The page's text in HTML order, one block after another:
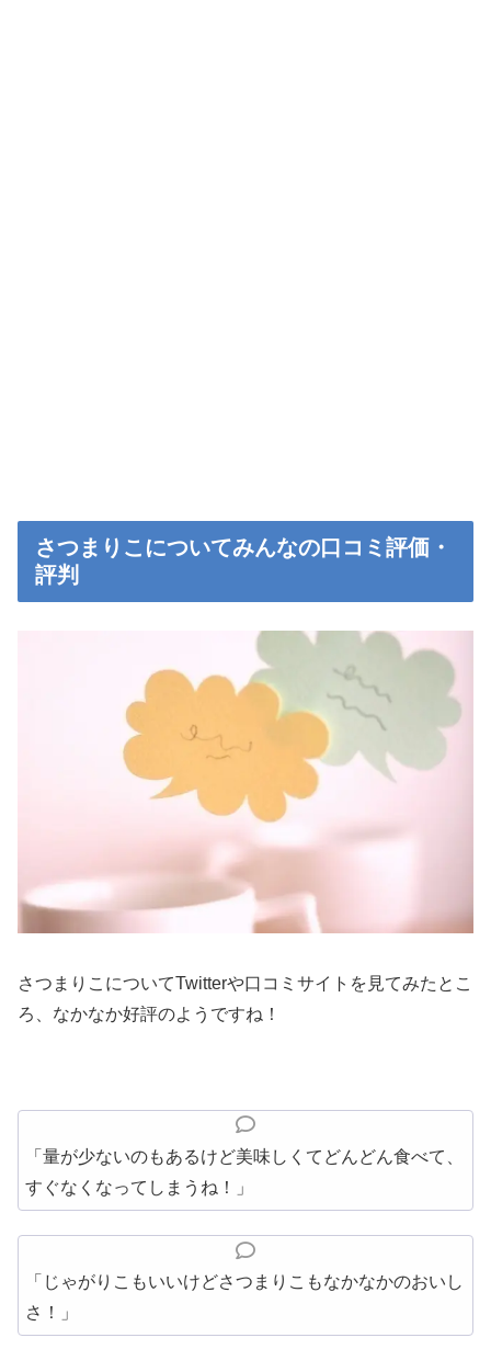
さつまりこについてみんなの口コミ評価・
評判
さつまりこについてTwitterや口コミサイトを見てみたとこ
ろ、なかなか好評のようですね！
「量が少ないのもあるけど美味しくてどんどん食べて、
すぐなくなってしまうね！」
「じゃがりこもいいけどさつまりこもなかなかのおいし
さ！」